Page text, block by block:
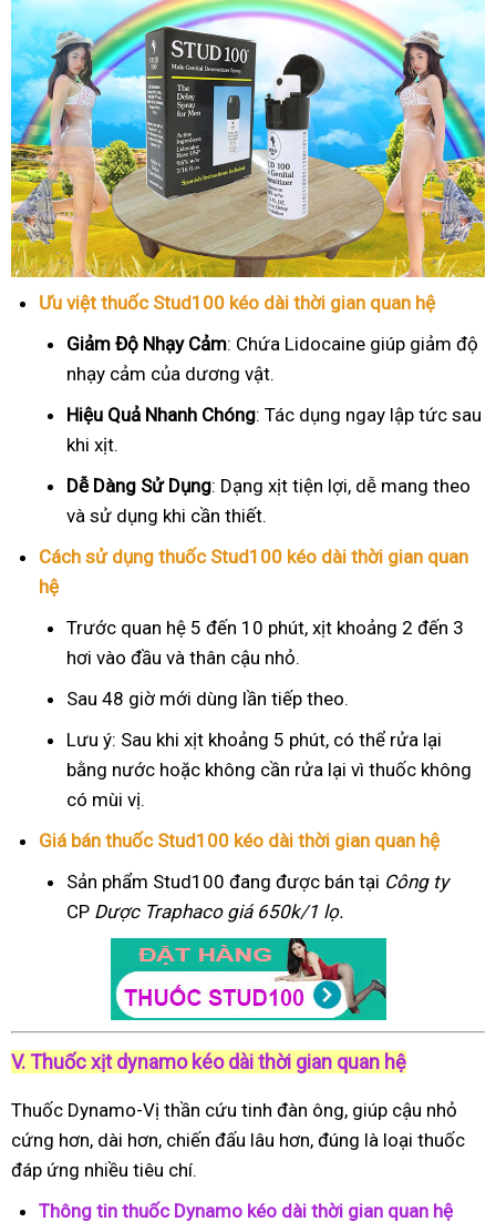
Ưu việt thuốc Stud100 kéo dài thời gian quan hệ
Giảm Độ Nhạy Cảm: Chứa Lidocaine giúp giảm độ
nhạy cảm của dương vật.
Hiệu Quả Nhanh Chóng: Tác dụng ngay lập tức sau
khi xịt.
Dễ Dàng Sử Dụng: Dạng xịt tiện lợi, dễ mang theo
và sử dụng khi cần thiết.
Cách sử dụng thuốc Stud100 kéo dài thời gian quan
hệ
Trước quan hệ 5 đến 10 phút, xịt khoảng 2 đến 3
hơi vào đầu và thân cậu nhỏ.
Sau 48 giờ mới dùng lần tiếp theo.
Lưu ý: Sau khi xịt khoảng 5 phút, có thể rửa lại
bằng nước hoặc không cần rửa lại vì thuốc không
có mùi vị.
Giá bán thuốc Stud100 kéo dài thời gian quan hệ
Sản phẩm Stud100 đang được bán tại Công ty
CP Dược Traphacogiá 650k/1 lọ.
V. Thuốc xịt dynamo kéo dài thời gian quan hệ
Thuốc Dynamo-Vị thần cứu tinh đàn ông, giúp cậu nhỏ
cứng hơn, dài hơn, chiến đấu lâu hơn, đúng là loại thuốc
đáp ứng nhiều tiêu chí.
Thông tin thuốc Dynamo kéo dài thời gian quan hệ